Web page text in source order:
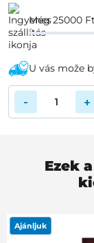
Még 25000
U vás može
- +
Ezek
Ajánljuk